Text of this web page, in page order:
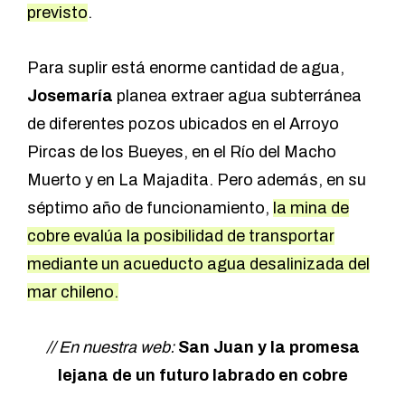
previsto.
Para suplir está enorme cantidad de agua,
Josemaría planea extraer agua subterránea
de diferentes pozos ubicados en el Arroyo
Pircas de los Bueyes, en el Río del Macho
Muerto y en La Majadita. Pero además, en su
séptimo año de funcionamiento, la mina de
cobre evalúa la posibilidad de transportar
mediante un acueducto agua desalinizada del
mar chileno.
// En nuestra web: San Juan y la promesa
lejana de un futuro labrado en cobre